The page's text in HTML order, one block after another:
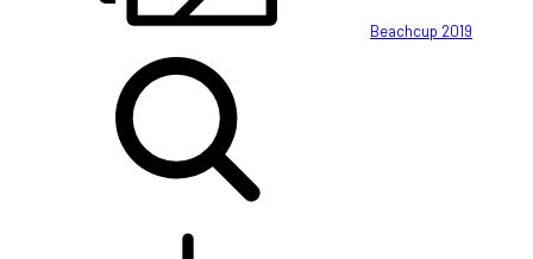
Beachcup 2019